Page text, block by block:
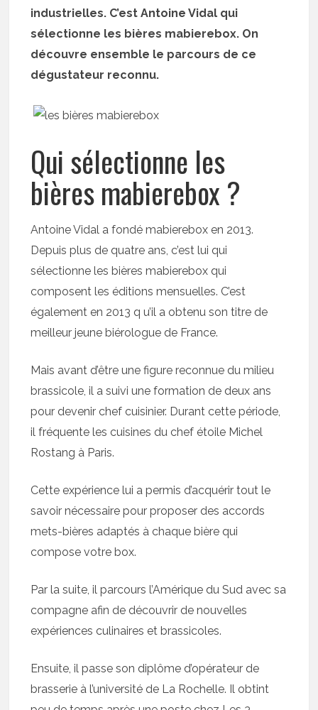
industrielles. C’est Antoine Vidal qui
sélectionne les bières mabierebox. On
découvre ensemble le parcours de ce
dégustateur reconnu.
Qui sélectionne les
bières mabierebox ?
Antoine Vidal a fondé mabierebox en 2013.
Depuis plus de quatre ans, c’est lui qui
sélectionne les bières mabierebox qui
composent les éditions mensuelles. C’est
également en 2013 q u’il a obtenu son titre de
meilleur jeune biérologue de France.
Mais avant d’être une figure reconnue du milieu
brassicole, il a suivi une formation de deux ans
pour devenir chef cuisinier. Durant cette période,
il fréquente les cuisines du chef étoile Michel
Rostang à Paris.
Cette expérience lui a permis d’acquérir tout le
savoir nécessaire pour proposer des accords
mets-bières adaptés à chaque bière qui
compose votre box.
Par la suite, il parcours l’Amérique du Sud avec sa
compagne afin de découvrir de nouvelles
expériences culinaires et brassicoles.
Ensuite, il passe son diplôme d’opérateur de
brasserie à l’université de La Rochelle. Il obtint